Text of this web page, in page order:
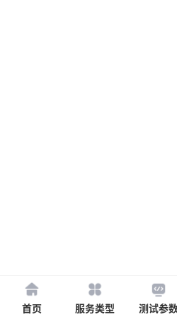
首页 服务类型 测试参